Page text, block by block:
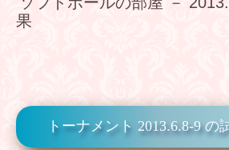
果
トーナメント 2013.6.8-9 の